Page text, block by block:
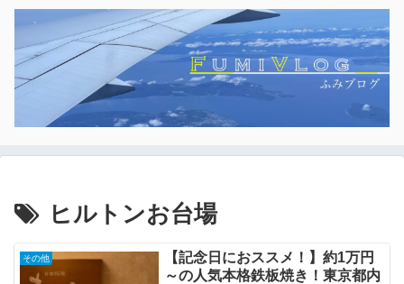
ヒルトンお台場
その他
【記念日におススメ！】約1万円
～の人気本格鉄板焼き！東京都内